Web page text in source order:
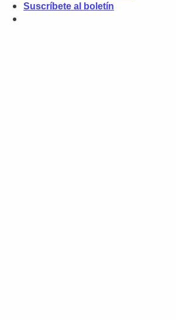
Suscríbete al boletín